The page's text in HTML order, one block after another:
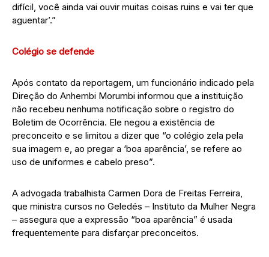
difícil, você ainda vai ouvir muitas coisas ruins e vai ter que
aguentar’.”
Colégio se defende
Após contato da reportagem, um funcionário indicado pela
Direção do Anhembi Morumbi informou que a instituição
não recebeu nenhuma notificação sobre o registro do
Boletim de Ocorrência. Ele negou a existência de
preconceito e se limitou a dizer que “o colégio zela pela
sua imagem e, ao pregar a ‘boa aparência’, se refere ao
uso de uniformes e cabelo preso”.
A advogada trabalhista Carmen Dora de Freitas Ferreira,
que ministra cursos no Geledés – Instituto da Mulher Negra
– assegura que a expressão “boa aparência” é usada
frequentemente para disfarçar preconceitos.